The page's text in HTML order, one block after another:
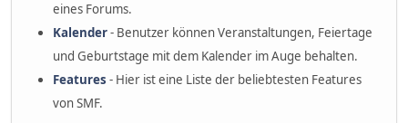
eines Forums.
Kalender- Benutzer können Veranstaltungen, Feiertage
und Geburtstage mit dem Kalender im Auge behalten.
Features - Hier ist eine Liste der beliebtesten Features
von SMF.